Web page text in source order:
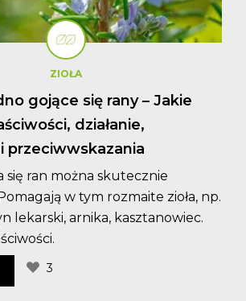
ZIOŁA
gojące się rany – Jakie
działanie,
przeciwwskazania
się ran można skutecznie
w tym rozmaite zioła, np.
lekarski, arnika, kasztanowiec.
3